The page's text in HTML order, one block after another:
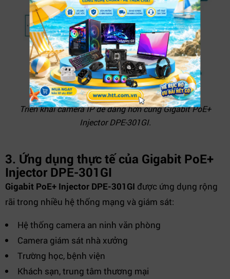
Triển khai camera IP dễ dàng hơn cùng Gigabit PoE+
Injector DPE-301GI.
3. Ứng dụng thực tế của Gigabit PoE+
Injector DPE-301GI
Gigabit PoE+ Injector DPE-301GI được ứng dụng rộng
rãi trong nhiều hệ thống mạng và giám sát:
Hệ thống camera an ninh văn phòng
Camera giám sát nhà xưởng
Trường học, bệnh viện
Khách sạn, trung tâm thương mại